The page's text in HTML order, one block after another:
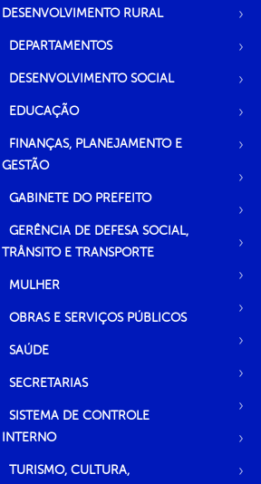
DESENVOLVIMENTO RURAL
DEPARTAMENTOS
DESENVOLVIMENTO SOCIAL
EDUCAÇÃO
FINANÇAS, PLANEJAMENTO E
GESTÃO
GABINETE DO PREFEITO
GERÊNCIA DE DEFESA SOCIAL,
TRÂNSITO E TRANSPORTE
MULHER
OBRAS E SERVIÇOS PÚBLICOS
SAÚDE
SECRETARIAS
SISTEMA DE CONTROLE
INTERNO
TURISMO, CULTURA,